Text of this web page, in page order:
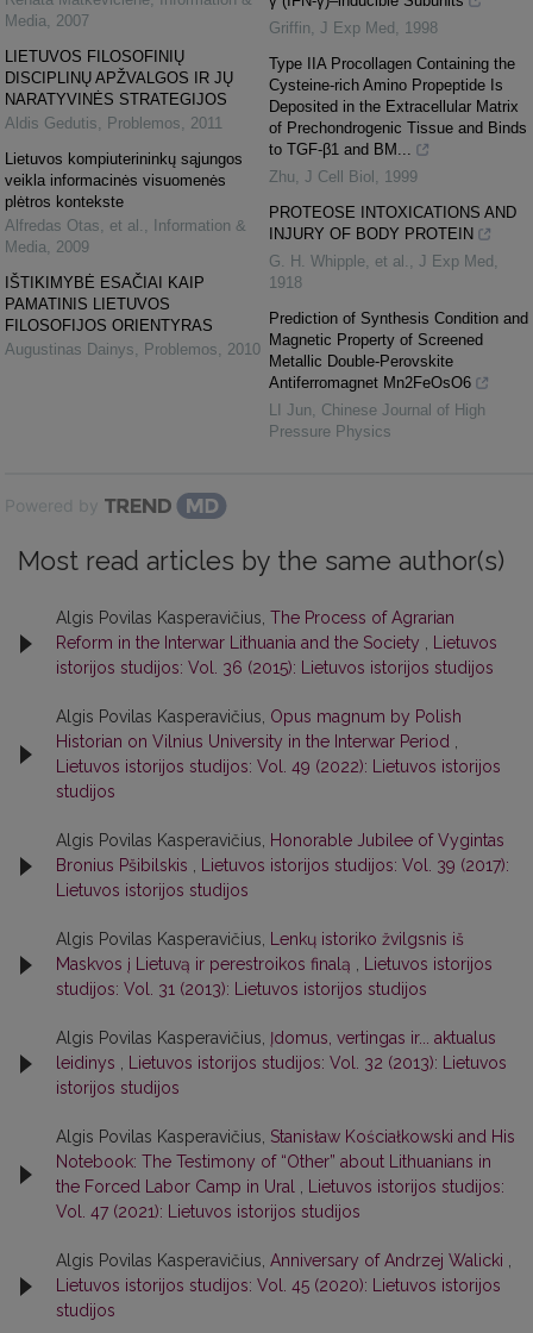
Media, 2007
LIETUVOS FILOSOFINIŲ
DISCIPLINŲ APŽVALGOS IR JŲ
NARATYVINĖS STRATEGIJOS
Aldis Gedutis, Problemos, 2011
Lietuvos kompiuterininkų sąjungos
veikla informacinės visuomenės
plėtros kontekste
Alfredas Otas, et al. ,
Information &
Media, 2009
IŠTIKIMYBĖ ESAČIAI KAIP
PAMATINIS LIETUVOS
FILOSOFIJOS ORIENTYRAS
Augustinas Dainys, Problemos, 2010
Griffin, J Exp Med , 1998
Type IIA Procollagen Containing the
Cysteine-rich Amino Propeptide Is
Deposited in the Extracellular Matrix
of Prechondrogenic Tissue and Binds
to TGF-β1 and BM...
Zhu, J Cell Biol , 1999
PROTEOSE INTOXICATIONS AND
INJURY OF BODY PROTEIN
G. H. Whipple, et al. , J Exp Med ,
1918
Prediction of Synthesis Condition and
Magnetic Property of Screened
Metallic Double-Perovskite
Antiferromagnet Mn2FeOsO6
LI Jun, Chinese Journal of High
Pressure Physics
Powered by
Most read articles by the same author(s)
Algis Povilas Kasperavičius, The Process of Agrarian
Reform in the Interwar Lithuania and the Society
Lietuvos
istorijos studijos: Vol. 36 (2015): Lietuvos istorijos studijos
Algis Povilas Kasperavičius, Opus magnum by Polish
Historian on Vilnius University in the Interwar Period
Lietuvos istorijos studijos: Vol. 49 (2022): Lietuvos istorijos
studijos
Algis Povilas Kasperavičius,
Honorable Jubilee of Vygintas
Bronius Pšibilskis
Lietuvos istorijos studijos: Vol. 39 (2017):
Lietuvos istorijos studijos
Algis Povilas Kasperavičius,
Lenkų istoriko žvilgsnis iš
Maskvos į Lietuvą ir perestroikos finalą
Lietuvos istorijos
studijos: Vol. 31 (2013): Lietuvos istorijos studijos
Algis Povilas Kasperavičius, Įdomus, vertingas ir... aktualus
leidinys
Lietuvos istorijos studijos: Vol. 32 (2013): Lietuvos
istorijos studijos
Algis Povilas Kasperavičius, Stanisław Kościałkowski and His
Notebook: The Testimony of “Other” about Lithuanians in
the Forced Labor Camp in Ural
Lietuvos istorijos studijos:
Vol. 47 (2021): Lietuvos istorijos studijos
Algis Povilas Kasperavičius, Anniversary of Andrzej Walicki
Lietuvos istorijos studijos: Vol. 45 (2020): Lietuvos istorijos
studijos